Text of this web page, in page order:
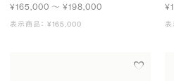
¥165,000 〜 ¥198,000
表示商品： ¥165,000